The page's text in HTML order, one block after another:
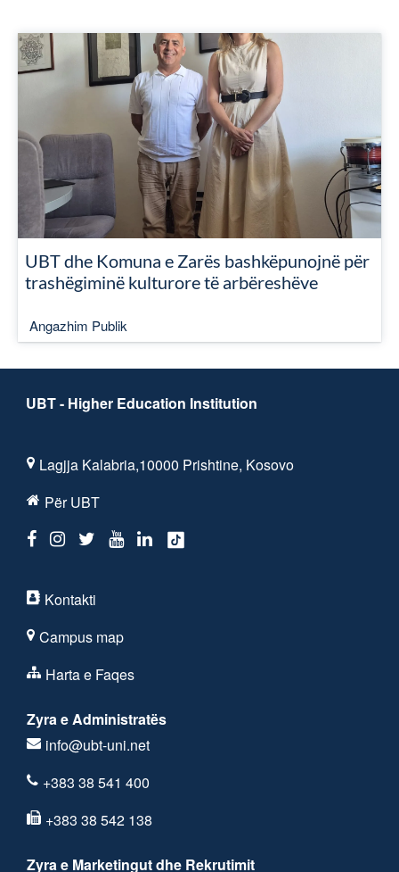
UBT dhe Komuna e Zarës bashkëpunojnë për
trashëgiminë kulturore të arbëreshëve
Angazhim Publik
UBT - Higher Education Institution
Lagjja Kalabria,10000 Prishtine, Kosovo
Për UBT
Kontakti
Campus map
Harta e Faqes
Zyra e Administratës
info@ubt-uni.net
+383 38 541 400
+383 38 542 138
Zyra e Marketingut dhe Rekrutimit